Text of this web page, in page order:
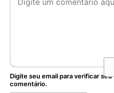
Digite seu email para verificar seu
comentário.